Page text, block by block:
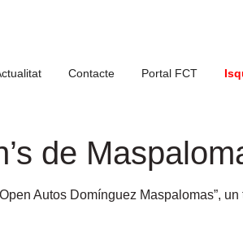
Contacte Portal FCT
de
Autos Domínguez Maspalomas”, un